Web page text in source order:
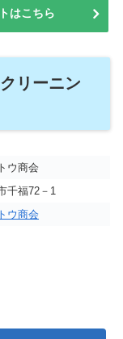
はこちら
リーニン
ウ商会
千福72－1
ウ商会